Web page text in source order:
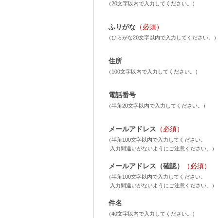
（20文字以内で入力してください。）
ふりがな （必須）
（ひらがな20文字以内で入力してください。
住所
（100文字以内で入力してください。）
電話番号
（半角20文字以内で入力してください。）
メールアドレス （必須）
（半角100文字以内で入力してください。
入力間違いがないようにご注意ください。）
メールアドレス（確認） （必須）
（半角100文字以内で入力してください。
入力間違いがないようにご注意ください。）
件名
（40文字以内で入力してください。）